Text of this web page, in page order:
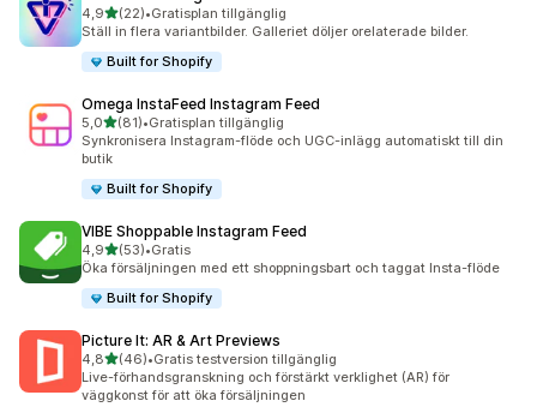
4,9av 5 stjärnor
(22)
22 recensioner totalt
•Gratisplan tillgänglig
Ställ in flera variantbilder. Galleriet döljer orelaterade bilder.
Built for Shopify
Omega InstaFeed Instagram Feed
5,0av 5 stjärnor
(81)
81 recensioner totalt
•Gratisplan tillgänglig
Synkronisera Instagram-flöde och UGC-inlägg automatiskt till din
butik
Built for Shopify
VIBE Shoppable Instagram Feed
4,9av 5 stjärnor
(53)
53 recensioner totalt
•Gratis
Öka försäljningen med ett shoppningsbart och taggat Insta-flöde
Built for Shopify
Picture It: AR & Art Previews
4,8av 5 stjärnor
(46)
46 recensioner totalt
•Gratis testversion tillgänglig
Live-förhandsgranskning och förstärkt verklighet (AR) för
väggkonst för att öka försäljningen